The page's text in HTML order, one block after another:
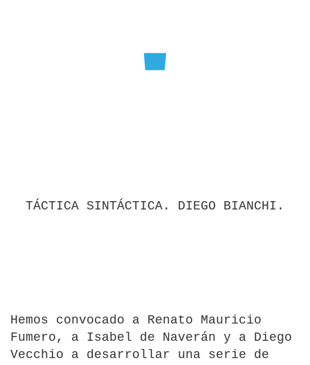
TÁCTICA SINTÁCTICA. DIEGO BIANCHI.
Hemos convocado a Renato Mauricio
Fumero, a Isabel de Naverán y a Diego
Vecchio a desarrollar una serie de